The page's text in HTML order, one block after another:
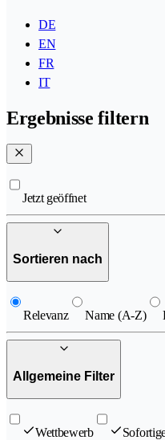
DE
EN
FR
IT
Ergebnisse filtern
Jetzt geöffnet
Sortieren nach
Relevanz Name (A-Z)
Allgemeine Filter
Wettbewerb